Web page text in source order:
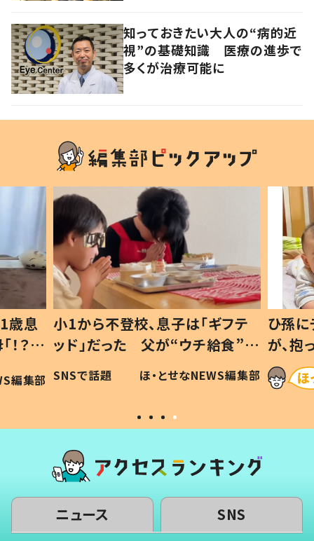
知っておきたい大人の“病的近
視”の基礎知識 医療の進歩で
多くが治療可能に
フテ
給食”を
編集部
ひ孫にデレデレな80歳じいじ
が、抱っこすると…ひ孫の反応に
「涙が出ました」「可愛くて仕方な
い」
ほ・とせなNEWS編集部
ニュース SNS